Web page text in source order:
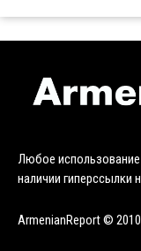
Любое
наличии гиперссылки
ArmenianReport ©